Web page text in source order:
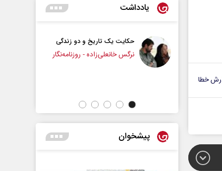
خطا
یادداشت
حکایت یک تاریخ و دو زندگی
نرگس خانعلی‌زاده - روزنامه‌نگار
چرایی عقب‌نشینی
پیشخوان